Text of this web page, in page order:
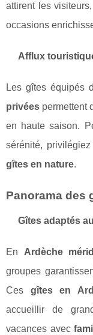
attirent les
occasions
Afflux
Les gîtes équipés
privées permettent
en haute saison.
sérénité,
gîtes en nature.
Panorama des
Gîtes adaptés
En Ardèche
groupes
Ces gîtes en
accueillir de
vacances avec